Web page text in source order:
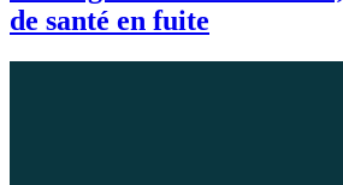
de santé en fuite